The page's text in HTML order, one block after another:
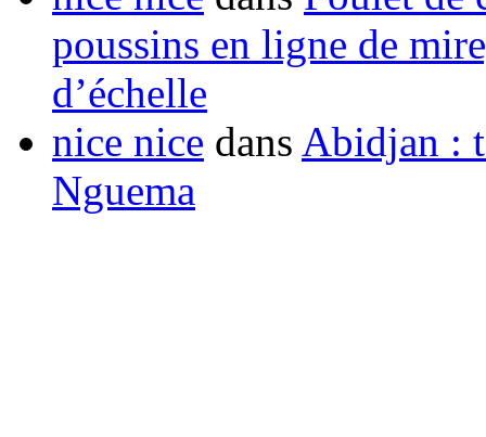
poussins en ligne de
d’échelle
nice nice dans Abidjan :
Nguema